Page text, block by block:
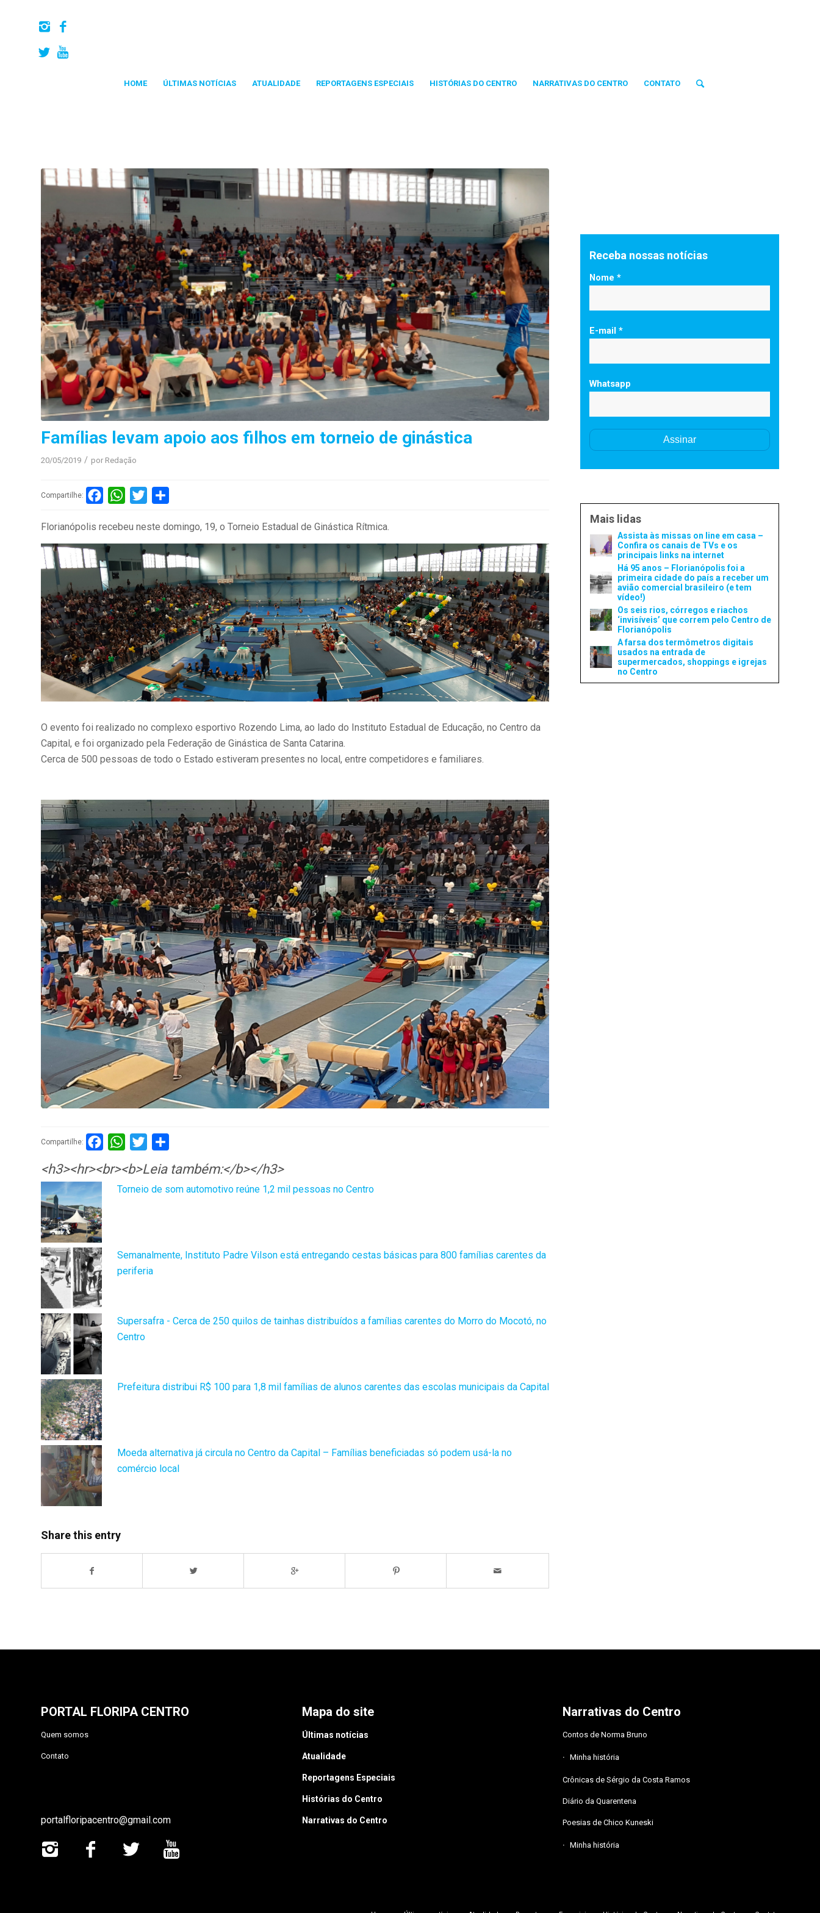
HOME ÚLTIMAS NOTÍCIAS ATUALIDADE REPORTAGENS ESPECIAIS HISTÓRIAS DO CENTRO NARRATIVAS DO CENTRO CONTATO
Famílias levam apoio aos filhos em torneio de ginástica
20/05/2019 / por Redação
Compartilhe: FacebookWhatsApp
Twitter
Florianópolis recebeu neste domingo, 19, o Torneio Estadual de Ginástica Rítmica.
O evento foi realizado no complexo esportivo Rozendo Lima, ao lado do Instituto Estadual de Educação, no Centro da
Capital, e foi organizado pela Federação de Ginástica de Santa Catarina.
Cerca de 500 pessoas de todo o Estado estiveram presentes no local, entre competidores e familiares.
Compartilhe: FacebookWhatsApp
Twitter
<h3><hr><br><b>Leia também:</b></h3>
Torneio de som automotivo reúne 1,2 mil pessoas no Centro
Semanalmente, Instituto Padre Vilson está entregando cestas básicas para 800 famílias carentes da
periferia
Supersafra - Cerca de 250 quilos de tainhas distribuídos a famílias carentes do Morro do Mocotó, no
Centro
Prefeitura distribui R$ 100 para 1,8 mil famílias de alunos carentes das escolas municipais da Capital
Moeda alternativa já circula no Centro da Capital – Famílias beneficiadas só podem usá-la no
comércio local
Share this entry
Receba nossas notícias
Nome *
E-mail *
Whatsapp
Mais lidas
Assista às missas on line em casa –
Confira os canais de TVs e os
principais links na internet
Há 95 anos – Florianópolis foi a
primeira cidade do país a receber um
avião comercial brasileiro (e tem
vídeo!)
Os seis rios, córregos e riachos
‘invisíveis’ que correm pelo Centro de
Florianópolis
A farsa dos termômetros digitais
usados na entrada de
supermercados, shoppings e igrejas
no Centro
PORTAL FLORIPA CENTRO
Quem somos
Contato
portalfloripacentro@gmail.com
Mapa do site
Últimas notícias
Atualidade
Reportagens Especiais
Histórias do Centro
Narrativas do Centro
Narrativas do Centro
Contos de Norma Bruno
Minha história
Crônicas de Sérgio da Costa Ramos
Diário da Quarentena
Poesias de Chico Kuneski
Minha história